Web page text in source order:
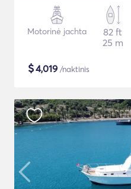
Motorinė jachta
82 ft
25 m
$4,019 /naktinis